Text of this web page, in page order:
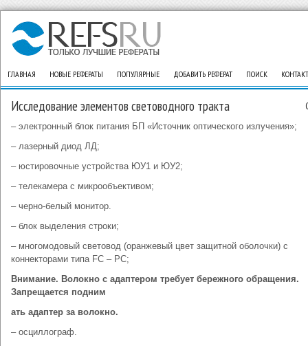
ГЛАВНАЯ НОВЫЕ РЕФЕРАТЫ ПОПУЛЯРНЫЕ ДОБАВИТЬ РЕФЕРАТ ПОИСК
Исследование элементов световодного тракта
– электронный блок питания БП «Источник оптического излучения»;
– лазерный диод ЛД;
– юстировочные устройства ЮУ1 и ЮУ2;
– телекамера с микрообъективом;
– черно-белый монитор.
– блок выделения строки;
– многомодовый световод (оранжевый цвет защитной оболочки) с
коннекторами типа FC – РС;
Внимание. Волокно с адаптером требует бережного обращения.
Запрещается подним
ать адаптер за волокно.
– осциллограф.